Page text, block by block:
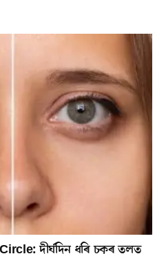
দীৰ্ঘদিন ধৰি চকুৰ তলত